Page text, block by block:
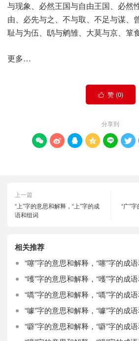
与现象、必然王国与自由王国、必然
由、必先与之、不与取、不足与谋、
耻与为伍、鸱与鹓雏、大莫与京、箪
更多…
 赞 (0)
分享到
     
上一篇
“上”字的意思和解释，“上”字的成
语和组词
“广”
相关推荐
“噻”字的意思和解释，“噻”字的成
“嚄”字的意思和解释，“嚄”字的成
“嚆”字的意思和解释，“嚆”字的成
“噱”字的意思和解释，“噱”字的成
“噼”字的意思和解释，“噼”字的成